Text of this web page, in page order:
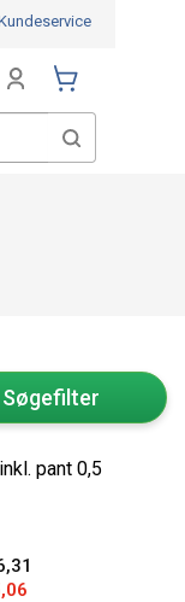
Søgefilter
pant 0,5